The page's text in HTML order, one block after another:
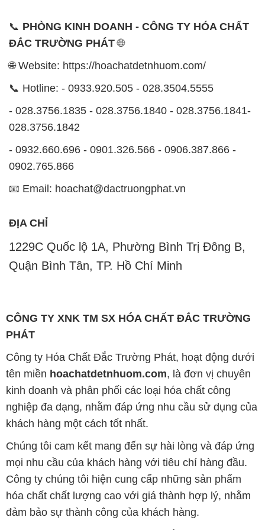
- 028.3756.1835 - 028.3756.1840 - 028.3756.1841-
0902.765.866
📧 Email: hoachat@dactruongphat.vn
ĐỊA CHỈ
1229C Quốc lộ 1A, Phường Bình Trị Đông B,
Quận Bình Tân, TP. Hồ Chí Minh
CÔNG TY XNK TM SX HÓA CHẤT ĐẮC TRƯỜNG
PHÁT
kinh doanh và phân phối các loại hóa chất công
nghiệp đa dạng, nhằm đáp ứng nhu cầu sử dụng của
khách hàng một cách tốt nhất.
Chúng tôi cam kết mang đến sự hài lòng và đáp ứng
mọi nhu cầu của khách hàng với tiêu chí hàng đầu.
Công ty chúng tôi hiện cung cấp những sản phẩm
hóa chất chất lượng cao với giá thành hợp lý, nhằm
đảm bảo sự thành công của khách hàng.
Uy tín là một trong những nguyên tắc quan trọng
trong hoạt động kinh doanh của chúng tôi. Chúng tôi
luôn ý thức rằng những sản phẩm mà chúng tôi cung
cấp cần phải đáp ứng tiêu chuẩn chất lượng cao, làm